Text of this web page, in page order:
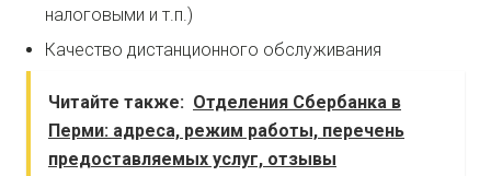
налоговыми и т.п.)
Качество дистанционного обслуживания
Читайте также: Отделения Сбербанка в
Перми: адреса, режим работы, перечень
предоставляемых услуг, отзывы